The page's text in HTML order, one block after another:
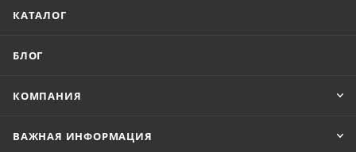
КАТАЛОГ
БЛОГ
КОМПАНИЯ
ВАЖНАЯ ИНФОРМАЦИЯ